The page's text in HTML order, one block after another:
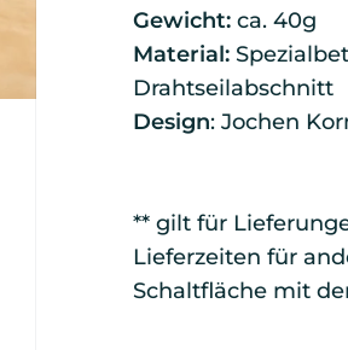
Gewicht: ca. 40g
Material:
Drahtseilabschnitt
Design: Jochen
** gilt für
Lieferzeiten für
Schaltfläche mit